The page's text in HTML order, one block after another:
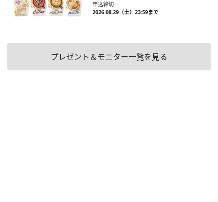
申込締切
2026.08.29（土）23:59まで
プレゼント＆モニター一覧を見る